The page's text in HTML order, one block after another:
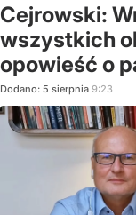
Cejrowski:
wszystkich
opowieść o
Dodano: 5 sierpnia 9:23